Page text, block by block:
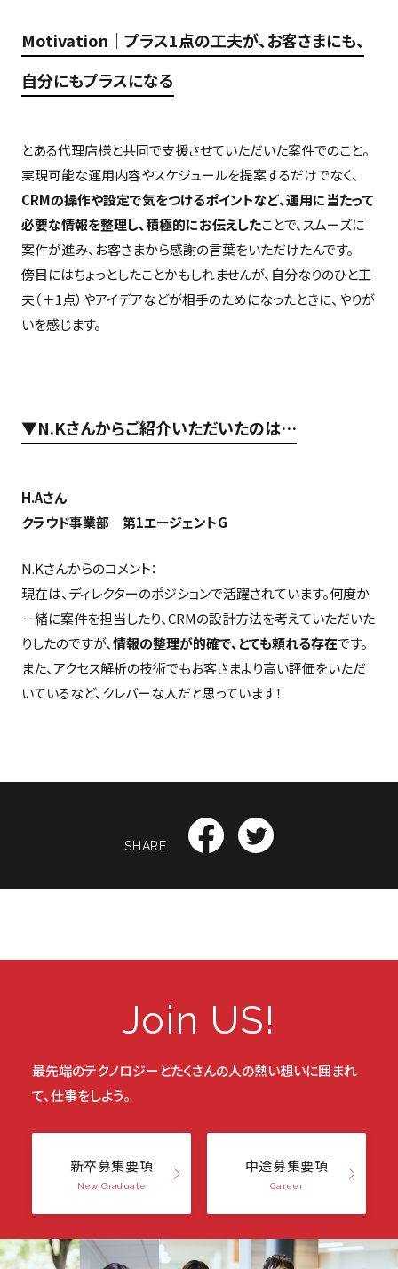
Motivation｜プラス1点の工夫が、お客さまにも、
自分にもプラスになる
とある代理店様と共同で支援させていただいた案件でのこと。
実現可能な運用内容やスケジュールを提案するだけでなく、
CRMの操作や設定で気をつけるポイントなど、運用に当たって
必要な情報を整理し、積極的にお伝えしたことで、スムーズに
案件が進み、お客さまから感謝の言葉をいただけたんです。
傍目にはちょっとしたことかもしれませんが、自分なりのひと工
夫（＋1点）やアイデアなどが相手のためになったときに、やりが
いを感じます。
▼N.Kさんからご紹介いただいたのは…
H.Aさん
クラウド事業部 第1エージェントG
N.Kさんからのコメント：
現在は、ディレクターのポジションで活躍されています。何度か
一緒に案件を担当したり、CRMの設計方法を考えていただいた
りしたのですが、情報の整理が的確で、とても頼れる存在です。
また、アクセス解析の技術でもお客さまより高い評価をいただ
いているなど、クレバーな人だと思っています！
SHARE
Join US!
最先端のテクノロジーとたくさんの人の熱い想いに囲まれ
て、仕事をしよう。
新卒募集要項
New Graduate
中途募集要項
Career